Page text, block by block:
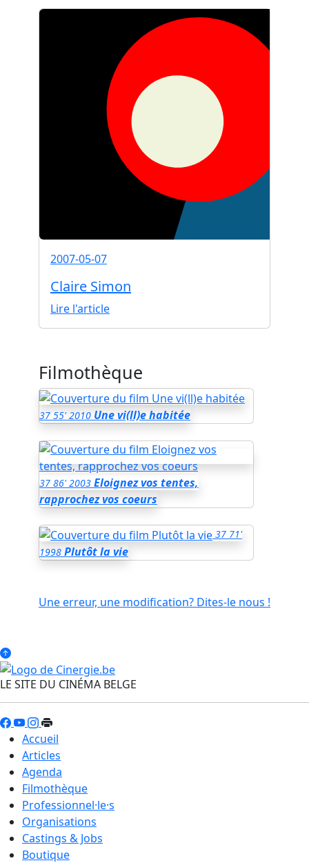
2007-05-07
Claire Simon
Lire l'article
Filmothèque
37 55' 2010 Une vi(ll)e habitée
37 86' 2003 Eloignez vos tentes,
rapprochez vos coeurs
37 71'
1998 Plutôt la vie
Une erreur, une modification? Dites-le nous !
LE SITE DU CINÉMA BELGE
Accueil
Articles
Agenda
Filmothèque
Professionnel·le·s
Organisations
Castings & Jobs
Boutique